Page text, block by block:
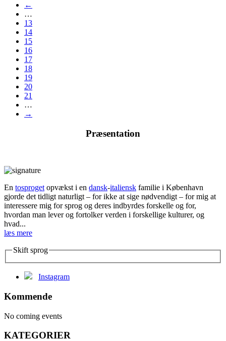
←
…
13
14
15
16
17
18
19
20
21
…
→
Præsentation
En tosproget opvækst i en dansk-italiensk familie i København
gjorde det tidligt naturligt – for ikke at sige nødvendigt – for mig at
interessere mig for sprog og deres indbyrdes forskelle og for,
hvordan man lever og fortolker verden i forskellige kulturer, og
hvad...
læs mere
Skift sprog
Instagram
Kommende
No coming events
KATEGORIER